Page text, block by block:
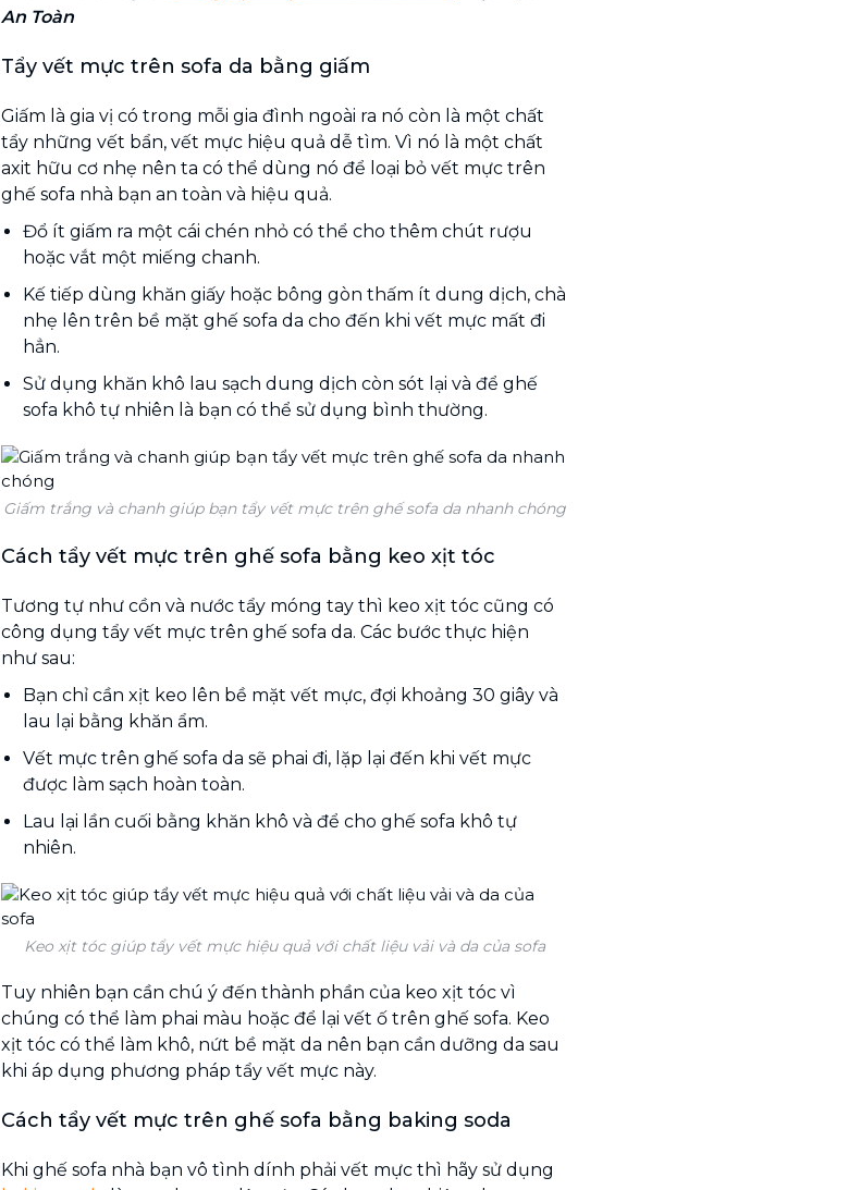
An Toàn
Tẩy vết mực trên sofa da bằng giấm
Giấm là gia vị có trong mỗi gia đình ngoài ra nó còn là một chất
tẩy những vết bẩn, vết mực hiệu quả dễ tìm. Vì nó là một chất
axit hữu cơ nhẹ nên ta có thể dùng nó để loại bỏ vết mực trên
ghế sofa nhà bạn an toàn và hiệu quả.
Đổ ít giấm ra một cái chén nhỏ có thể cho thêm chút rượu
hoặc vắt một miếng chanh.
Kế tiếp dùng khăn giấy hoặc bông gòn thấm ít dung dịch, chà
nhẹ lên trên bề mặt ghế sofa da cho đến khi vết mực mất đi
hẳn.
Sử dụng khăn khô lau sạch dung dịch còn sót lại và để ghế
sofa khô tự nhiên là bạn có thể sử dụng bình thường.
Giấm trắng và chanh giúp bạn tẩy vết mực trên ghế sofa da nhanh chóng
Cách tẩy vết mực trên ghế sofa bằng keo xịt tóc
Tương tự như cồn và nước tẩy móng tay thì keo xịt tóc cũng có
công dụng tẩy vết mực trên ghế sofa da. Các bước thực hiện
như sau:
Bạn chỉ cần xịt keo lên bề mặt vết mực, đợi khoảng 30 giây và
lau lại bằng khăn ẩm.
Vết mực trên ghế sofa da sẽ phai đi, lặp lại đến khi vết mực
được làm sạch hoàn toàn.
Lau lại lần cuối bằng khăn khô và để cho ghế sofa khô tự
nhiên.
Keo xịt tóc giúp tẩy vết mực hiệu quả với chất liệu vải và da của sofa
Tuy nhiên bạn cần chú ý đến thành phần của keo xịt tóc vì
chúng có thể làm phai màu hoặc để lại vết ố trên ghế sofa. Keo
xịt tóc có thể làm khô, nứt bề mặt da nên bạn cần dưỡng da sau
khi áp dụng phương pháp tẩy vết mực này.
Cách tẩy vết mực trên ghế sofa bằng baking soda
Khi ghế sofa nhà bạn vô tình dính phải vết mực thì hãy sử dụng